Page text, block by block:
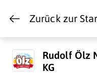
Zurück zur
Rudolf Ölz
KG